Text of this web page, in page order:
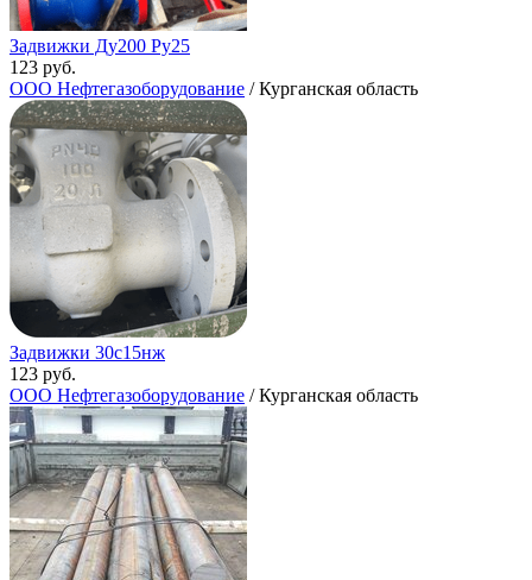
Задвижки Ду200 Ру25
123 руб.
ООО Нефтегазоборудование / Курганская область
Задвижки 30с15нж
123 руб.
ООО Нефтегазоборудование / Курганская область